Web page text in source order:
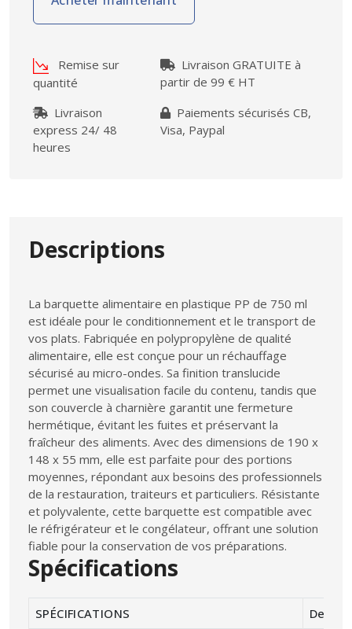
Remise sur
quantité
Livraison GRATUITE à
partir de 99 € HT
Livraison
express 24/ 48
heures
Paiements sécurisés CB,
Visa, Paypal
Descriptions
La barquette alimentaire en plastique PP de 750 ml
est idéale pour le conditionnement et le transport de
vos plats. Fabriquée en polypropylène de qualité
alimentaire, elle est conçue pour un réchauffage
sécurisé au micro-ondes. Sa finition translucide
permet une visualisation facile du contenu, tandis que
son couvercle à charnière garantit une fermeture
hermétique, évitant les fuites et préservant la
fraîcheur des aliments. Avec des dimensions de 190 x
148 x 55 mm, elle est parfaite pour des portions
moyennes, répondant aux besoins des professionnels
de la restauration, traiteurs et particuliers. Résistante
et polyvalente, cette barquette est compatible avec
le réfrigérateur et le congélateur, offrant une solution
fiable pour la conservation de vos préparations.
Spécifications
SPÉCIFICATIONS